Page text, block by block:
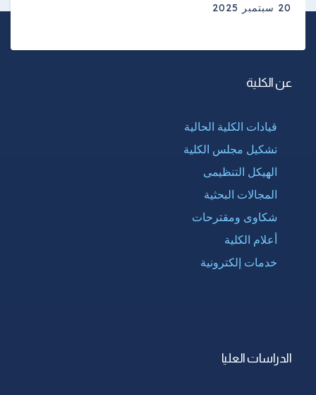
20 سبتمبر 2025
عن الكلية
قيادات الكلية الحالية
تشكيل مجلس الكلية
الهيكل التنظيمى
المجالات البحثية
شكاوى ومقترحات
أعلام الكلية
خدمات إلكترونية
الدراسات العليا